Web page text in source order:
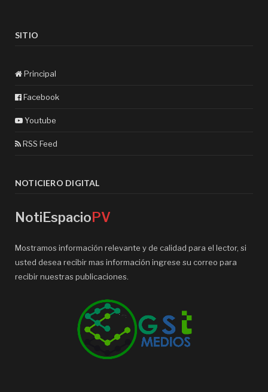
SITIO
Principal
Facebook
Youtube
RSS Feed
NOTICIERO DIGITAL
NotiEspacioPV
Mostramos información relevante y de calidad para el lector, si
usted desea recibir mas información ingrese su correo para
recibir nuestras publicaciones.